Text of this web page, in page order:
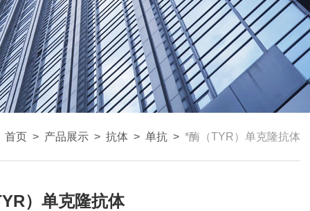
首页 > 产品展示 > 抗体 > 单抗 > *酶（TYR）单克隆抗体
）单克隆抗体